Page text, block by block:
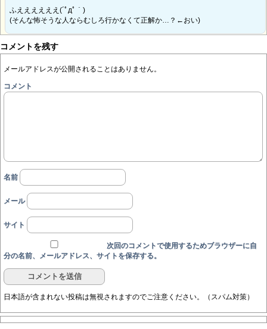
ふええええええ(´ﾟдﾟ｀)
(そんな怖そうな人ならむしろ行かなくて正解か…？←おい)
コメントを残す
メールアドレスが公開されることはありません。
コメント
名前
メール
サイト
次回のコメントで使用するためブラウザーに自
分の名前、メールアドレス、サイトを保存する。
日本語が含まれない投稿は無視されますのでご注意ください。（スパム対策）